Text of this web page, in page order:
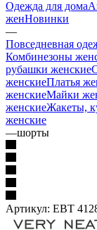
Одежда для дома
женНовинки
—
Повседневная
Комбинезоны
рубашки женские
женскиеПлатья
женскиеМайки
женскиеЖакеты,
женские
—шорты
Артикул: ЕВТ